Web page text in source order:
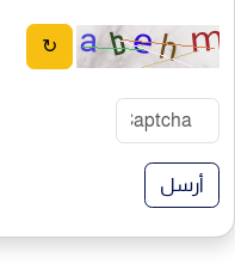
↻
أرسل